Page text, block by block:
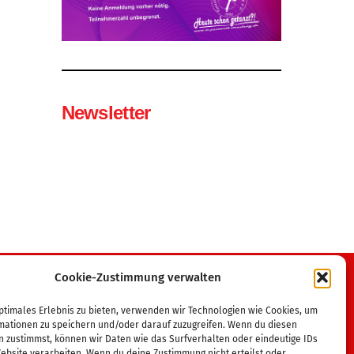
Cookie-Zustimmung verwalten
Erlebnis zu bieten, verwenden wir Technologien wie Cookies, um
zu speichern und/oder darauf zuzugreifen. Wenn du diesen
zustimmst, können wir Daten wie das Surfverhalten oder eindeutige IDs
Newsletter
Tanzsportverband MV